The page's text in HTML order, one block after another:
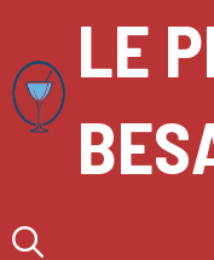
contenu LE